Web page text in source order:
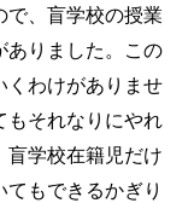
で、盲学校の授業
ありました。この
くわけがありませ
もそれなりにやれ
盲学校在籍児だけ
もできるかぎり